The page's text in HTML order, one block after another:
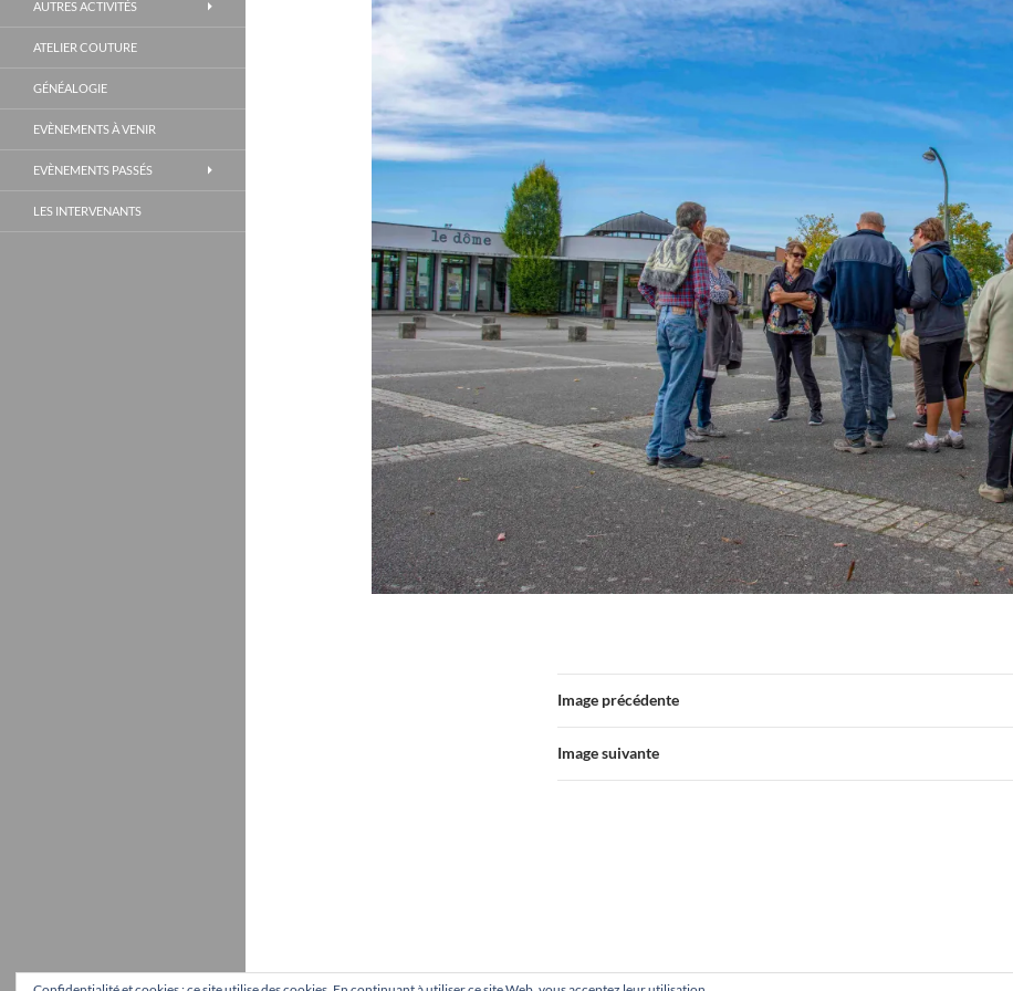
Image précédente
Image suivante
AUTRES ACTIVITÉS
ATELIER COUTURE
GÉNÉALOGIE
EVÈNEMENTS À VENIR
EVÈNEMENTS PASSÉS
LES INTERVENANTS